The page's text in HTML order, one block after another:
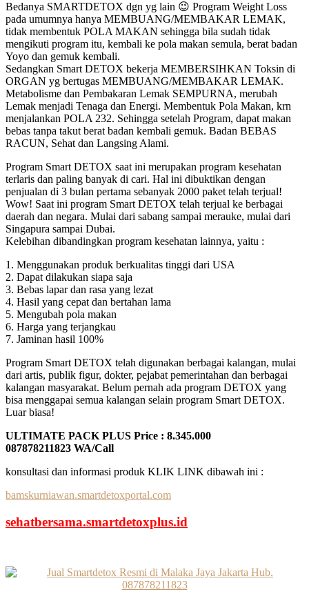
Bedanya SMARTDETOX dgn yg lain 😉 Program Weight Loss
pada umumnya hanya MEMBUANG/MEMBAKAR LEMAK,
tidak membentuk POLA MAKAN sehingga bila sudah tidak
mengikuti program itu, kembali ke pola makan semula, berat badan
Yoyo dan gemuk kembali.
Sedangkan Smart DETOX bekerja MEMBERSIHKAN Toksin di
ORGAN yg bertugas MEMBUANG/MEMBAKAR LEMAK.
Metabolisme dan Pembakaran Lemak SEMPURNA, merubah
Lemak menjadi Tenaga dan Energi. Membentuk Pola Makan, krn
menjalankan POLA 232. Sehingga setelah Program, dapat makan
bebas tanpa takut berat badan kembali gemuk. Badan BEBAS
RACUN, Sehat dan Langsing Alami.
Program Smart DETOX saat ini merupakan program kesehatan
terlaris dan paling banyak di cari. Hal ini dibuktikan dengan
penjualan di 3 bulan pertama sebanyak 2000 paket telah terjual!
Wow! Saat ini program Smart DETOX telah terjual ke berbagai
daerah dan negara. Mulai dari sabang sampai merauke, mulai dari
Singapura sampai Dubai.
Kelebihan dibandingkan program kesehatan lainnya, yaitu :
1. Menggunakan produk berkualitas tinggi dari USA
2. Dapat dilakukan siapa saja
3. Bebas lapar dan rasa yang lezat
4. Hasil yang cepat dan bertahan lama
5. Mengubah pola makan
6. Harga yang terjangkau
7. Jaminan hasil 100%
Program Smart DETOX telah digunakan berbagai kalangan, mulai
dari artis, publik figur, dokter, pejabat pemerintahan dan berbagai
kalangan masyarakat. Belum pernah ada program DETOX yang
bisa menggapai semua kalangan selain program Smart DETOX.
Luar biasa!
ULTIMATE PACK PLUS Price : 8.345.000
087878211823 WA/Call
konsultasi dan informasi produk KLIK LINK dibawah ini :
bamskurniawan.smartdetoxportal.com
sehatbersama.smartdetoxplus.id